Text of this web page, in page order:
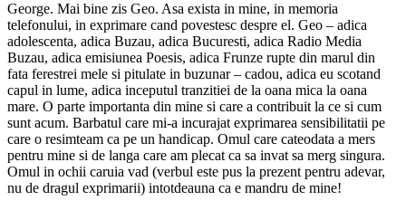
George. Mai bine zis Geo. Asa exista in mine, in memoria
telefonului, in exprimare cand povestesc despre el. Geo – adica
adolescenta, adica Buzau, adica Bucuresti, adica Radio Media
Buzau, adica emisiunea Poesis, adica Frunze rupte din marul din
fata ferestrei mele si pitulate in buzunar – cadou, adica eu scotand
capul in lume, adica inceputul tranzitiei de la oana mica la oana
mare. O parte importanta din mine si care a contribuit la ce si cum
sunt acum. Barbatul care mi-a incurajat exprimarea sensibilitatii pe
care o resimteam ca pe un handicap. Omul care cateodata a mers
pentru mine si de langa care am plecat ca sa invat sa merg singura.
Omul in ochii caruia vad (verbul este pus la prezent pentru adevar,
nu de dragul exprimarii) intotdeauna ca e mandru de mine!